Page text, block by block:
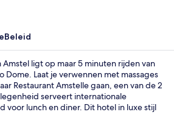
Beleid
Amstel ligt op maar 5 minuten rijden van
Dome. Laat je verwennen met massages
Restaurant Amstelle gaan, een van de 2
serveert internationale
voor lunch en diner. Dit hotel in luxe stijl